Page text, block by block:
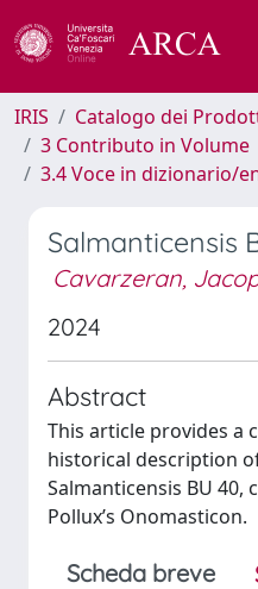
IRIS
Catalogo dei
3 Contributo in Volume
3.4 Voce in dizionario/
Salmanticensis
Cavarzeran,
2024
Abstract
This article provides a
historical description
Salmanticensis BU
Pollux’s Onomasticon.
Scheda breve